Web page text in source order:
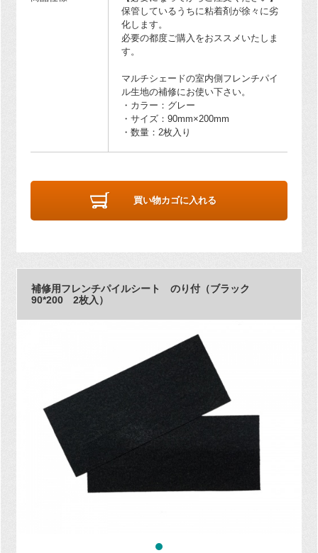
保管しているうちに粘着剤が徐々に劣
化します。
必要の都度ご購入をおススメいたしま
す。
マルチシェードの室内側フレンチパイ
ル生地の補修にお使い下さい。
・カラー：グレー
・サイズ：90mm×200mm
・数量：2枚入り
買い物カゴに入れる
補修用フレンチパイルシート のり付（ブラック
90*200 2枚入）